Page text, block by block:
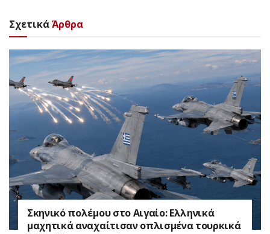
ΣχετικάΆρθρα
Σκηνικό πολέμου στο Αιγαίο: Ελληνικά
μαχητικά αναχαίτισαν οπλισμένα τουρκικά